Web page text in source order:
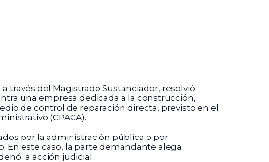
través del Magistrado Sustanciador, resolvió
una empresa dedicada a la construcción,
de control de reparación directa, previsto en el
(CPACA).
por la administración pública o por
En este caso, la parte demandante alega
la acción judicial.